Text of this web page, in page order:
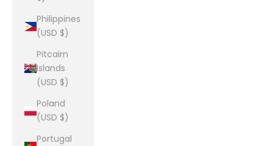
Philippines
(USD $)
Pitcairn
Islands
(USD $)
Poland
(USD $)
Portugal